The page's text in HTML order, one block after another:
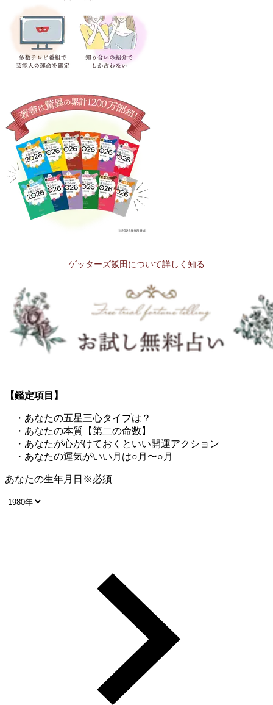
ゲッターズ飯田について詳しく知る
【鑑定項目】
・あなたの五星三心タイプは？
・あなたの本質【第二の命数】
・あなたが心がけておくといい開運アクション
・あなたの運気がいい月は○月〜○月
あなたの生年月日 ※必須